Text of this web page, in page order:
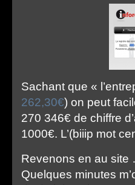
Sachant que «
262,30€) on peut
270 346€ de chiffre
1000€. L’(biiip mot
Revenons en au site
Quelques minutes